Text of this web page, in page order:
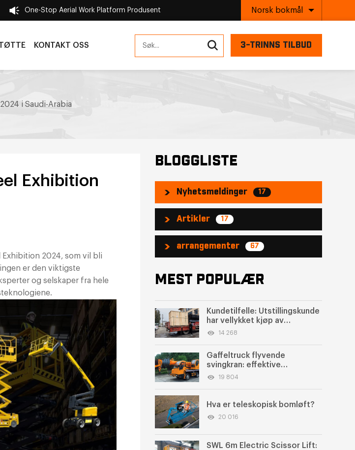
One-Stop Aerial Work Platform Produsent Norsk bokmål
KONTAKT OSS 3-TRINNS TILBUD
i Saudi-Arabia
Exhibition
Exhibition 2024, som vil bli
er den viktigste
og selskaper fra hele
BLOGGLISTE
Nyhetsmeldinger 17
Artikler 17
arrangementer 67
MEST POPULÆR
Kundetilfelle: Utstillingskunde
har vellykket kjøp av
elektriske selvgående sakser-
14 268
Gaffeltruck flyvende
svingkran: effektive
løfteløsninger for britiske
19 804
Hva er teleskopisk bomløft?
20 016
SWL 6m Electric Scissor Lift: